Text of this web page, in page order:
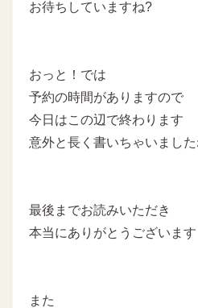
お待ちしていますね?
おっと！では
予約の時間がありますので
今日はこの辺で終わります
意外と長く書いちゃいまし
最後までお読みいただき
本当にありがとうございます
また